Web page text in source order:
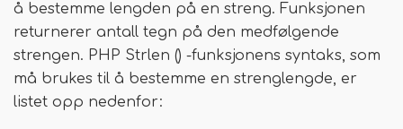
å bestemme lengden på en streng. Funksjonen
returnerer antall tegn på den medfølgende
strengen. PHP Strlen () -funksjonens syntaks, som
må brukes til å bestemme en strenglengde, er
listet opp nedenfor: